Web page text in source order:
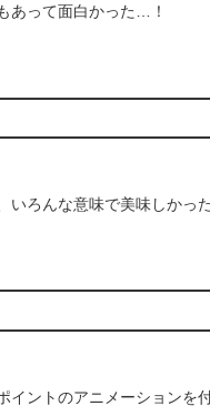
あって面白かった…！
いろんな意味で美味しかっ
ントのアニメーションを